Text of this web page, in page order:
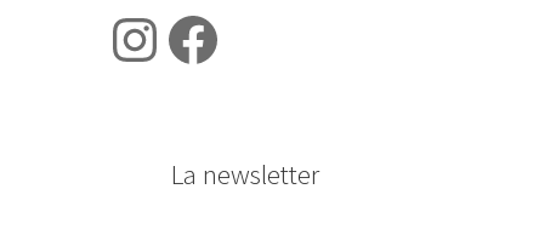
Instagram
Facebook
La newsletter